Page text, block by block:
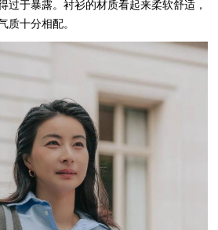
过于暴露。衬衫的材质看起来柔软舒适，
质十分相配。